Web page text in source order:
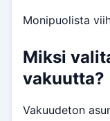
Monipuolista
Miksi
vakuutta?
Vakuudeton